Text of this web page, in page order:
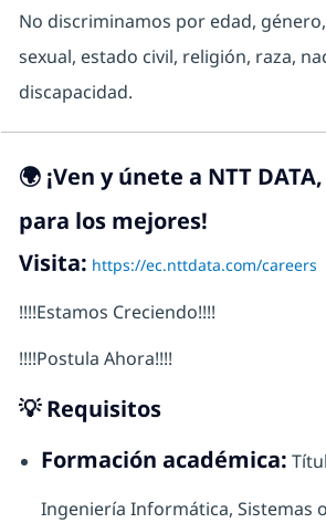
No discriminamos por edad,
sexual, estado civil, religión, raza,
discapacidad.
🌍 ¡Ven y únete a NTT
para los mejores!
Visita: https://ec.nttdata.com/careers
!!!!Estamos Creciendo!!!!
!!!!Postula Ahora!!!!
💡Requisitos
Formación académica:
Ingeniería Informática, Sistemas o